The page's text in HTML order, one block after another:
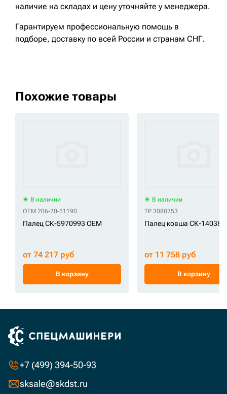
наличие на складах и цену уточняйте у менеджера.
Гарантируем профессиональную помощь в
подборе, доставку по всей России и странам СНГ.
Похожие товары
В наличии
OEM 206-70-51190
Палец СК-5970993 OEM
от 74 217 руб
В корзину
В наличии
TP 3088753
Палец ковша СК-14038
от 11 758 руб
В корзину
+7 (499) 394-50-93
sksale@skdst.ru